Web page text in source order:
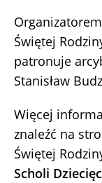
Świętej
patronuje
Stanisław
Więcej
znaleźć na
Świętej
Scholi